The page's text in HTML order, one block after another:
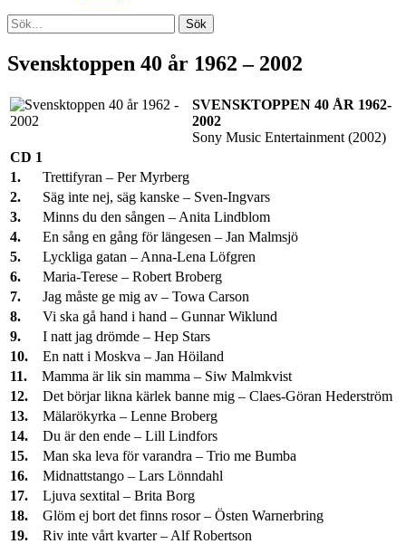
Search
Sök
efter:
[label]
Svensktoppen 40 år 1962 – 2002
SVENSKTOPPEN 40 ÅR 1962-
2002
Sony Music Entertainment (2002)
CD 1
1.
Trettifyran – Per Myrberg
2.
Säg inte nej, säg kanske – Sven-Ingvars
3.
Minns du den sången – Anita Lindblom
4. En sång en gång för längesen – Jan Malmsjö
5.
Lyckliga gatan – Anna-Lena Löfgren
6.
Maria-Terese – Robert Broberg
7.
Jag måste ge mig av – Towa Carson
8.
Vi ska gå hand i hand – Gunnar Wiklund
9.
I natt jag drömde – Hep Stars
10. En natt i Moskva – Jan Höiland
11. Mamma är lik sin mamma – Siw Malmkvist
12. Det börjar likna kärlek banne mig – Claes-Göran Hederström
13. Mälarökyrka – Lenne Broberg
14. Du är den ende – Lill Lindfors
15. Man ska leva för varandra – Trio me Bumba
16. Midnattstango – Lars Lönndahl
17. Ljuva sextital – Brita Borg
18. Glöm ej bort det finns rosor – Östen Warnerbring
19. Riv inte vårt kvarter – Alf Robertson